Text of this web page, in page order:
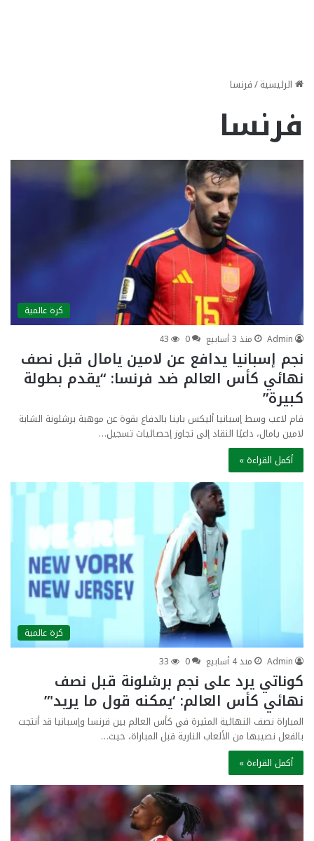
الرئيسية/فرنسا
فرنسا
كرة عالمية
Admin
منذ 3 أسابيع 0
43
نجم إسبانيا يدافع عن لامين يامال قبل نصف
نهائي كأس العالم ضد فرنسا: “يقدم بطولة
كبيرة”
قام لاعب وسط إسبانيا أليكس باينا بالدفاع بقوة عن موهبة برشلونة الشابة
لامين يامال، داعيًا النقاد إلى تجاوز إحصائيات تسجيل…
أكمل القراءة »
كرة عالمية
Admin
منذ 4 أسابيع 0
33
كوناتي يرد على نجم برشلونة قبل نصف
نهائي كأس العالم: ‘يمكنه قول ما يريد'”
المباراة نصف النهائية المثيرة في كأس العالم بين فرنسا وإسبانيا قد أنتجت
بالفعل نصيبها من الألعاب النارية قبل المباراة، حيث…
أكمل القراءة »